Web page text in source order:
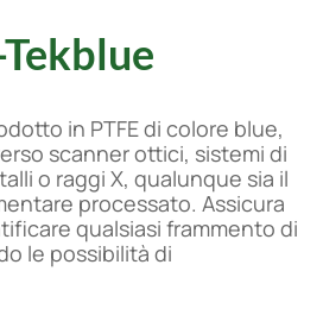
in PTFE di colore blue,
scanner ottici, sistemi di
o raggi X, qualunque sia il
processato. Assicura
qualsiasi frammento di
le possibilità di